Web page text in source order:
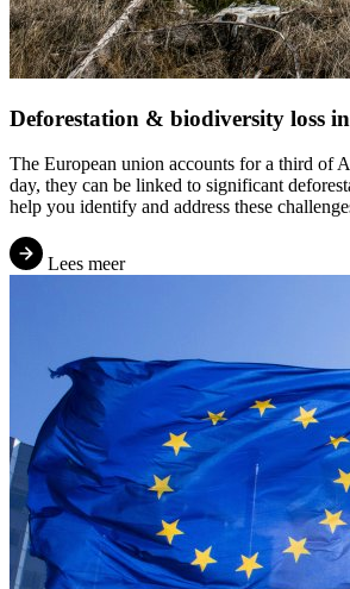
Deforestation & biodiversity loss
The European union accounts for a third of
day, they can be linked to significant
help you identify and address these
Lees meer